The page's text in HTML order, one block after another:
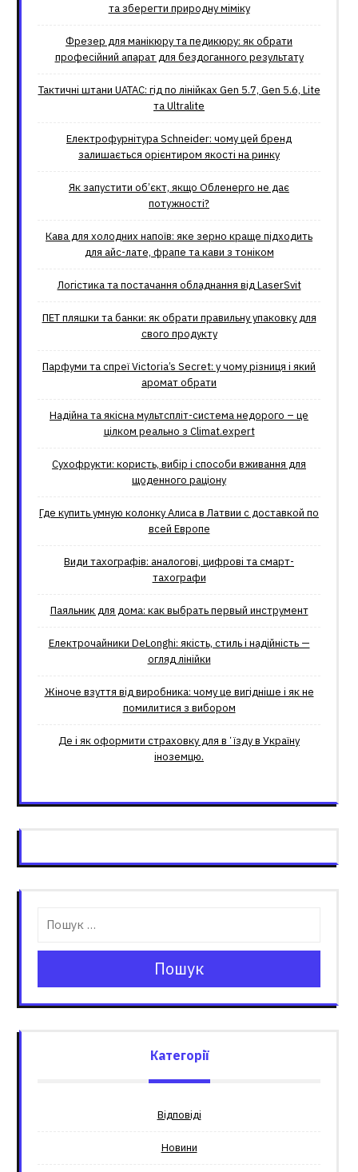
та зберегти природну міміку
Фрезер для манікюру та педикюру: як обрати
професійний апарат для бездоганного результату
Тактичні штани UATAC: гід по лінійках Gen 5.7, Gen 5.6, Lite
та Ultralite
Електрофурнітура Schneider: чому цей бренд
залишається орієнтиром якості на ринку
Як запустити об’єкт, якщо Обленерго не дає
потужності?
Кава для холодних напоїв: яке зерно краще підходить
для айс-лате, фрапе та кави з тоніком
Логістика та постачання обладнання від LaserSvit
ПЕТ пляшки та банки: як обрати правильну упаковку для
свого продукту
Парфуми та спреї Victoria’s Secret: у чому різниця і який
аромат обрати
Надійна та якісна мультспліт-система недорого – це
цілком реально з Climat.еxpert
Сухофрукти: користь, вибір і способи вживання для
щоденного раціону
Где купить умную колонку Алиса в Латвии с доставкой по
всей Европе
Види тахографів: аналогові, цифрові та смарт-
тахографи
Паяльник для дома: как выбрать первый инструмент
Електрочайники DeLonghi: якість, стиль і надійність —
огляд лінійки
Жіноче взуття від виробника: чому це вигідніше і як не
помилитися з вибором
Де і як оформити страховку для вʼїзду в Україну
іноземцю.
Пошук
Категорії
Відповіді
Новини